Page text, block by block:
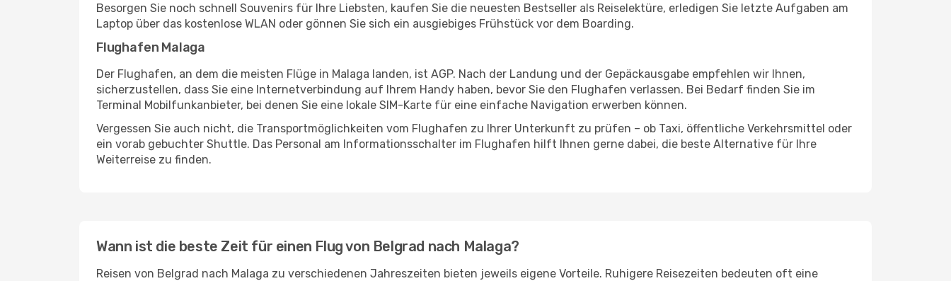
Besorgen Sie noch schnell Souvenirs für Ihre Liebsten, kaufen Sie die neuesten Bestseller als Reiselektüre, erledigen Sie letzte Aufgaben am
Laptop über das kostenlose WLAN oder gönnen Sie sich ein ausgiebiges Frühstück vor dem Boarding.
Flughafen Malaga
Der Flughafen, an dem die meisten Flüge in Malaga landen, ist AGP. Nach der Landung und der Gepäckausgabe empfehlen wir Ihnen,
sicherzustellen, dass Sie eine Internetverbindung auf Ihrem Handy haben, bevor Sie den Flughafen verlassen. Bei Bedarf finden Sie im
Terminal Mobilfunkanbieter, bei denen Sie eine lokale SIM-Karte für eine einfache Navigation erwerben können.
Vergessen Sie auch nicht, die Transportmöglichkeiten vom Flughafen zu Ihrer Unterkunft zu prüfen – ob Taxi, öffentliche Verkehrsmittel oder
ein vorab gebuchter Shuttle. Das Personal am Informationsschalter im Flughafen hilft Ihnen gerne dabei, die beste Alternative für Ihre
Weiterreise zu finden.
Wann ist die beste Zeit für einen Flug von Belgrad nach Malaga?
Reisen von Belgrad nach Malaga zu verschiedenen Jahreszeiten bieten jeweils eigene Vorteile. Ruhigere Reisezeiten bedeuten oft eine